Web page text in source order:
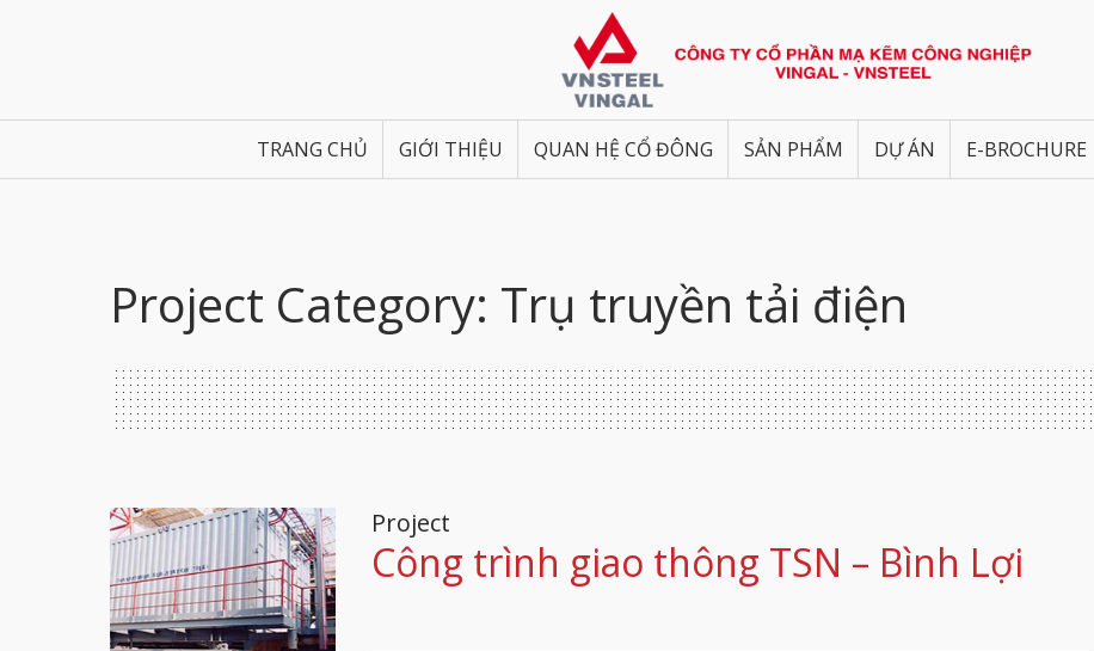
TRANG CHỦ GIỚI THIỆU QUAN HỆ CỔ ĐÔNG SẢN PHẨM DỰ ÁN E-BROCHURE
Project Category: Trụ truyền tải điện
Project
Công trình giao thông TSN – Bình Lợi